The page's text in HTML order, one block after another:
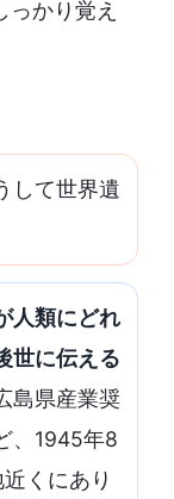
かり覚え
して世界遺
人類にどれ
世に伝える
島県産業奨
、1945年8
くにあり